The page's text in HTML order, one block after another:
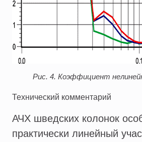
Рис. 4. Коэффициент
Технический комментарий
АЧХ шведских колонок
практически линейный